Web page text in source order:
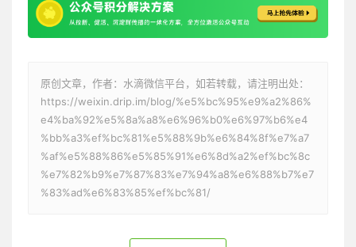
原创文章，作者：水滴微信平台，如若转载，请注明出处：
https://weixin.drip.im/blog/%e5%bc%95%e9%a2%86%
e4%ba%92%e5%8a%a8%e6%96%b0%e6%97%b6%e4
%bb%a3%ef%bc%81%e5%88%9b%e6%84%8f%e7%a7
%af%e5%88%86%e5%85%91%e6%8d%a2%ef%bc%8c
%e7%82%b9%e7%87%83%e7%94%a8%e6%88%b7%e7
%83%ad%e6%83%85%ef%bc%81/